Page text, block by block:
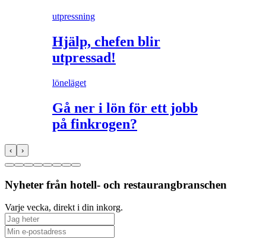
utpressning
Hjälp, chefen blir
utpressad!
löneläget
Gå ner i lön för ett jobb
på finkrogen?
‹ ›
Nyheter från hotell- och restaurangbranschen
Varje vecka, direkt i din inkorg.